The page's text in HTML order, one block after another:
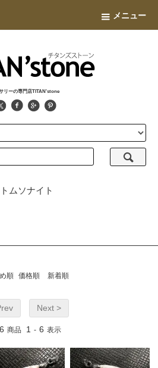
メニュー
リーの専門店TITAN'stone
トムソナイト
順 価格順 新着順
Next >
6 商品 1 - 6 表示